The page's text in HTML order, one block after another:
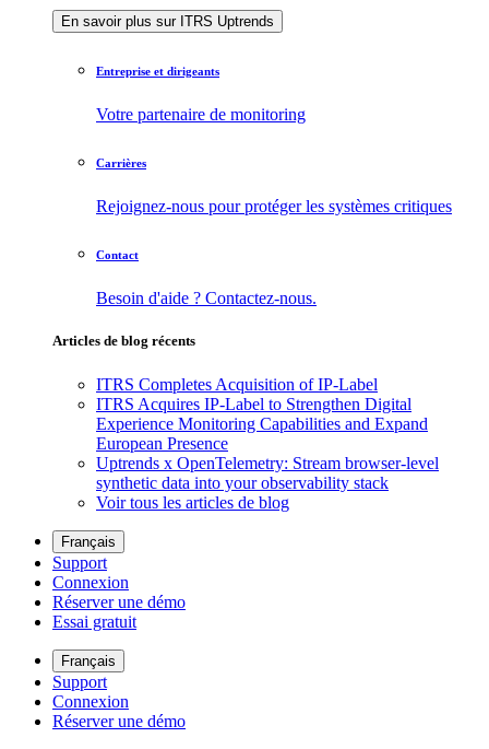
En savoir plus sur ITRS Uptrends
Entreprise et dirigeants
Votre partenaire de monitoring
Carrières
Rejoignez-nous pour protéger les systèmes critiques
Contact
Besoin d'aide ? Contactez-nous.
Articles de blog récents
ITRS Completes Acquisition of IP-Label
ITRS Acquires IP-Label to Strengthen Digital
Experience Monitoring Capabilities and Expand
European Presence
Uptrends x OpenTelemetry: Stream browser-level
synthetic data into your observability stack
Voir tous les articles de blog
Français
Support
Connexion
Réserver une démo
Essai gratuit
Français
Support
Connexion
Réserver une démo